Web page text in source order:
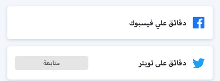
دقائق علي فيسبوك
دقائق على تويتر متابعة